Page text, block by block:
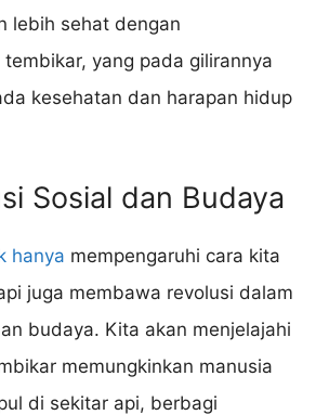
lebih sehat dengan
tembikar, yang pada gilirannya
kesehatan dan harapan hidup
Sosial dan Budaya
hanya mempengaruhi cara kita
juga membawa revolusi dalam
budaya. Kita akan menjelajahi
memungkinkan manusia
di sekitar api, berbagi